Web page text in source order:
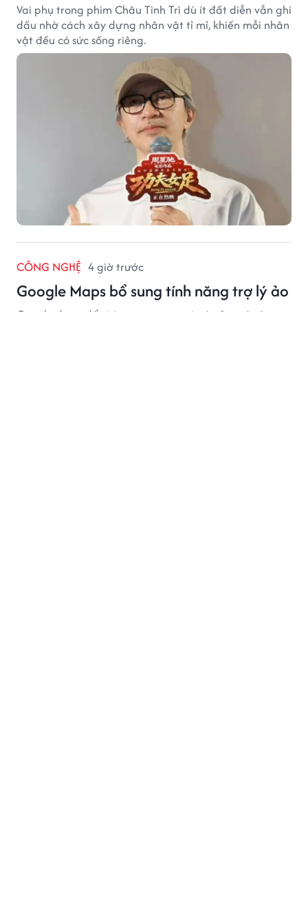
Vai phụ trong phim Châu Tinh Trì dù ít đất diễn vẫn ghi
dấu nhờ cách xây dựng nhân vật tỉ mỉ, khiến mỗi nhân
vật đều có sức sống riêng.
CÔNG NGHỆ 4 giờ trước
Google Maps bổ sung tính năng trợ lý ảo
Google đang đẩy Maps vượt xa vai trò của một ứng